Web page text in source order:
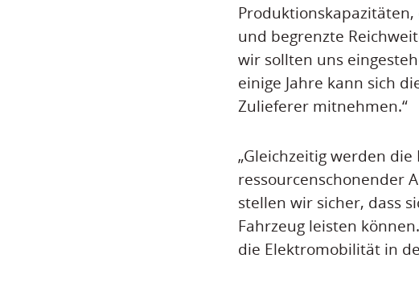
und begrenzte
wir sollten uns
einige Jahre kann sich
Zulieferer mitnehmen.“
„Gleichzeitig werden
ressourcenschonender
stellen wir sicher, dass
Fahrzeug leisten
die Elektromobilität in